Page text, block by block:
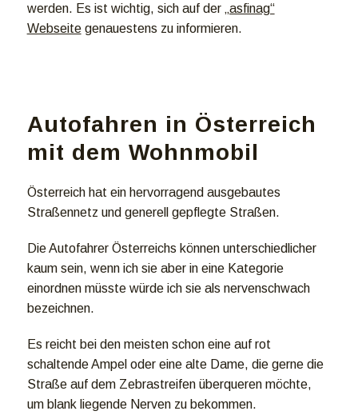
werden. Es ist wichtig, sich auf der „asfinag“
Webseitegenauestens zu informieren.
Autofahren in Österreich
mit dem Wohnmobil
Österreich hat ein hervorragend ausgebautes
Straßennetz und generell gepflegte Straßen.
Die Autofahrer Österreichs können unterschiedlicher
kaum sein, wenn ich sie aber in eine Kategorie
einordnen müsste würde ich sie als nervenschwach
bezeichnen.
Es reicht bei den meisten schon eine auf rot
schaltende Ampel oder eine alte Dame, die gerne die
Straße auf dem Zebrastreifen überqueren möchte,
um blank liegende Nerven zu bekommen.